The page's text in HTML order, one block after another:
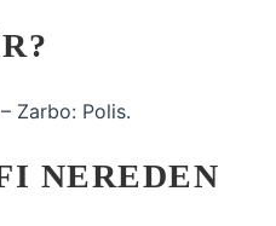
Zarbo: Polis.
NEREDEN